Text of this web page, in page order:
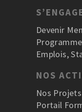
Devenir
Emplois,
NOS
Nos Projets
Portail